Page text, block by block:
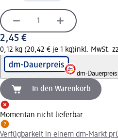
2,45 €
0,12 kg (20,42 € je 1 kg)inkl. MwSt.
dm-Dauerpreis
In den Warenkorb
Momentan nicht lieferbar
Verfügbarkeit in einem dm-Markt